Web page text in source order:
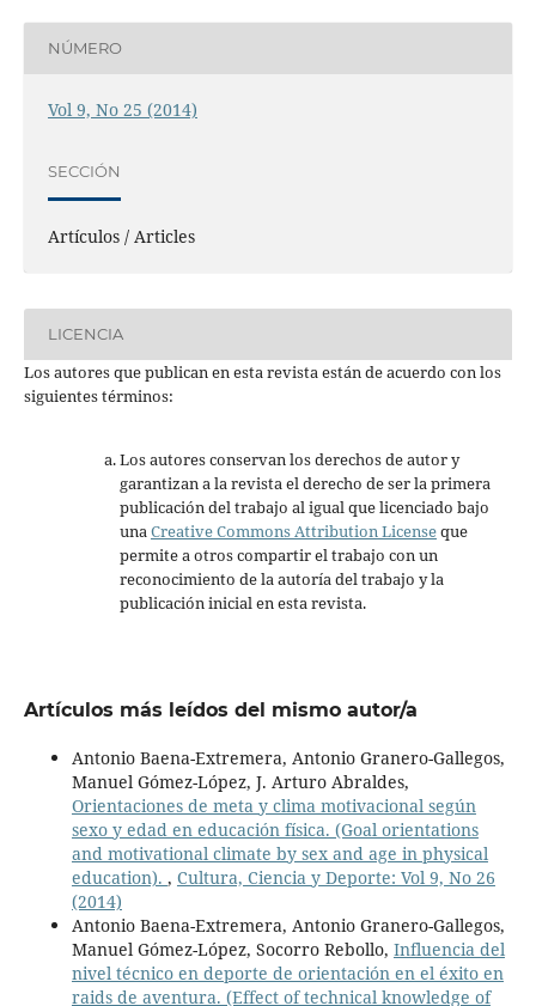
NÚMERO
Vol 9, No 25 (2014)
SECCIÓN
Artículos / Articles
LICENCIA
Los autores que publican en esta revista están de acuerdo con los
siguientes términos:
Los autores conservan los derechos de autor y
garantizan a la revista el derecho de ser la primera
publicación del trabajo al igual que licenciado bajo
unaCreative Commons Attribution Licenseque
permite a otros compartir el trabajo con un
reconocimiento de la autoría del trabajo y la
publicación inicial en esta revista.
Artículos más leídos del mismo autor/a
Antonio Baena-Extremera, Antonio Granero-Gallegos,
Manuel Gómez-López, J. Arturo Abraldes,
Orientaciones de meta y clima motivacional según
sexo y edad en educación física. (Goal orientations
and motivational climate by sex and age in physical
education). , Cultura, Ciencia y Deporte: Vol 9, No 26
(2014)
Antonio Baena-Extremera, Antonio Granero-Gallegos,
Manuel Gómez-López, Socorro Rebollo, Influencia del
nivel técnico en deporte de orientación en el éxito en
raids de aventura. (Effect of technical knowledge of